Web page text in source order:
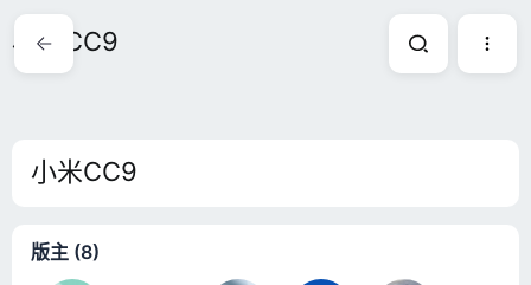
小米CC9
小米CC9
版主 (8)